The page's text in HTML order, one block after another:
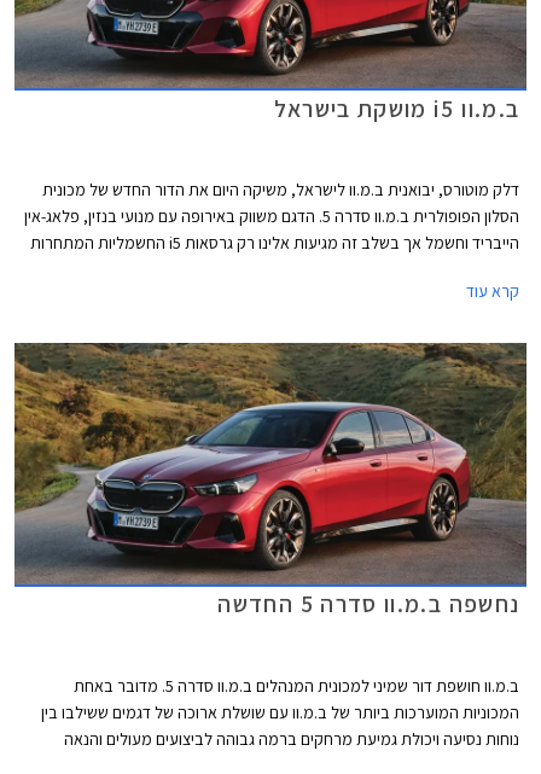
ב.מ.וו i5 מושקת בישראל
דלק מוטורס, יבואנית ב.מ.וו לישראל, משיקה היום את הדור החדש של מכונית
הסלון הפופולרית ב.מ.וו סדרה 5. הדגם משווק באירופה עם מנועי בנזין, פלאג-אין
הייבריד וחשמל אך בשלב זה מגיעות אלינו רק גרסאות i5 החשמליות המתחרות
קרא עוד
נחשפה ב.מ.וו סדרה 5 החדשה
ב.מ.וו חושפת דור שמיני למכונית המנהלים ב.מ.וו סדרה 5. מדובר באחת
המכוניות המוערכות ביותר של ב.מ.וו עם שושלת ארוכה של דגמים ששילבו בין
נוחות נסיעה ויכולת גמיעת מרחקים ברמה גבוהה לביצועים מעולים והנאה